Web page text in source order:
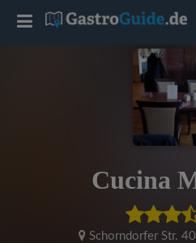
Cucina
Schorndorfer Str. 40
T